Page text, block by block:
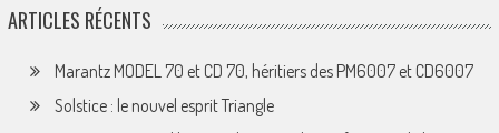
ARTICLES RÉCENTS
Marantz MODEL 70 et CD 70, héritiers des PM6007 et CD6007
Solstice : le nouvel esprit Triangle